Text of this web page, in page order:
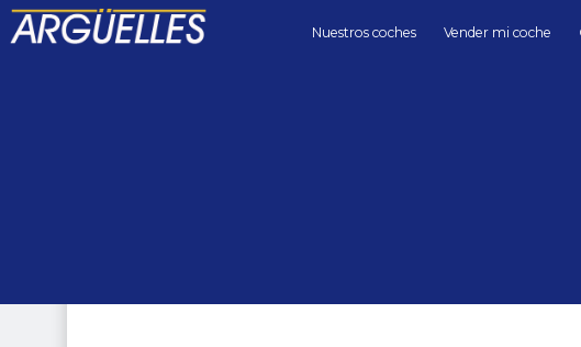
Nuestros coches Vender mi coche